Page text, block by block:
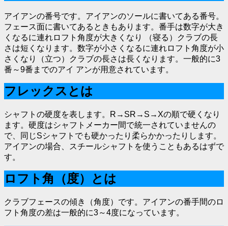
アイアンの番号です。アイアンのソールに書いてある番号。
フェース面に書いてあるときもあります。番手は数字が大き
くなるに連れロフト角度が大きくなり （寝る）クラブの長
さは短くなります。数字が小さくなるに連れロフト角度が小
さくなり（立つ）クラブの長さは長くなります。一般的に3
番～9番までのアイ アンが用意されています。
フレックスとは
シャフトの硬度を表します。R→SR→S→Xの順で硬くなり
ます。硬度はシャフトメーカー間で統一されていませんの
で、同じSシャフトでも硬かったり柔らかかったりします。
アイアンの場合、スチールシャフトを使うこともあるはずで
す。
ロフト角（度）とは
クラブフェースの傾き（角度）です。アイアンの番手間のロ
フト角度の差は一般的に3～4度になっています。